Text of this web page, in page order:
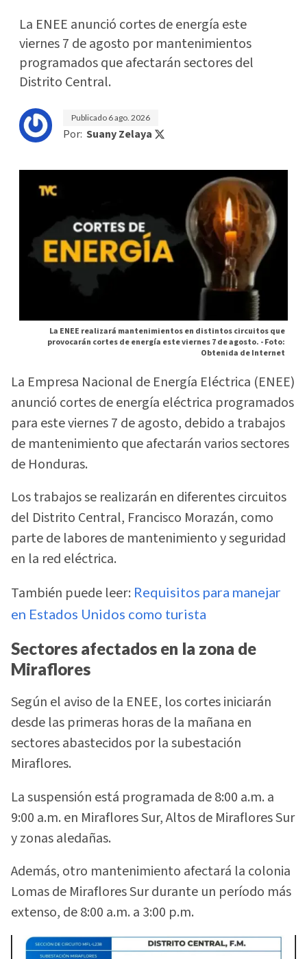
La ENEE anunció cortes de energía este
viernes 7 de agosto por mantenimientos
programados que afectarán sectores del
Distrito Central.
Publicado 6 ago. 2026
Por: Suany Zelaya
La ENEE realizará mantenimientos en distintos circuitos que
provocarán cortes de energía este viernes 7 de agosto. -Foto:
Obtenida de Internet
La Empresa Nacional de Energía Eléctrica (ENEE)
anunció cortes de energía eléctrica programados
para este viernes 7 de agosto, debido a trabajos
de mantenimiento que afectarán varios sectores
de Honduras.
Los trabajos se realizarán en diferentes circuitos
del Distrito Central, Francisco Morazán, como
parte de labores de mantenimiento y seguridad
en la red eléctrica.
También puede leer: Requisitos para manejar
en Estados Unidos como turista
Sectores afectados en la zona de
Miraflores
Según el aviso de la ENEE, los cortes iniciarán
desde las primeras horas de la mañana en
sectores abastecidos por la subestación
Miraflores.
La suspensión está programada de 8:00 a.m. a
9:00 a.m. en Miraflores Sur, Altos de Miraflores Sur
y zonas aledañas.
Además, otro mantenimiento afectará la colonia
Lomas de Miraflores Sur durante un período más
extenso, de 8:00 a.m. a 3:00 p.m.